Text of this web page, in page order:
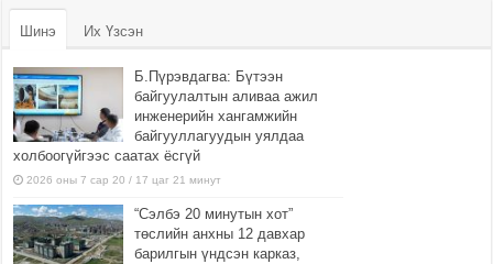
Шинэ Их Үзсэн
Б.Пүрэвдагва: Бүтээн
байгуулалтын аливаа ажил
инженерийн хангамжийн
байгууллагуудын уялдаа
холбоогүйгээс саатах ёсгүй
2026 оны 7 сар 20 / 17 цаг 21 минут
“Сэлбэ 20 минутын хот”
төслийн анхны 12 давхар
барилгын үндсэн карказ,